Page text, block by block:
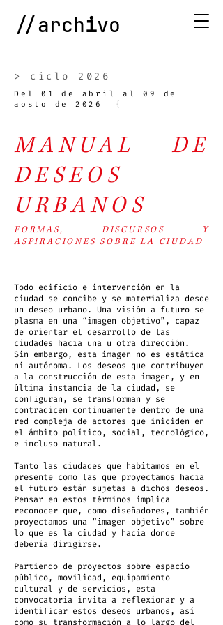
//archivo
> ciclo 2026
Del 01 de abril al 09 de
aosto de 2026
{
MANUAL DE
DESEOS
URBANOS
FORMAS, DISCURSOS Y
ASPIRACIONES SOBRE LA CIUDAD
Todo edificio e intervención en la
ciudad se concibe y se materializa desde
un deseo urbano. Una visión a futuro se
plasma en una “imagen objetivo”, capaz
de orientar el desarrollo de las
ciudades hacia una u otra dirección.
Sin embargo, esta imagen no es estática
ni autónoma. Los deseos que contribuyen
a la construcción de esta imagen, y en
última instancia de la ciudad, se
configuran, se transforman y se
contradicen continuamente dentro de una
red compleja de actores que iniciden en
el ámbito político, social, tecnológico,
e incluso natural.
Tanto las ciudades que habitamos en el
presente como las que proyectamos hacia
el futuro están sujetas a dichos deseos.
Pensar en estos términos implica
reconocer que, como diseñadores, también
proyectamos una “imagen objetivo” sobre
lo que es la ciudad y hacia donde
debería dirigirse.
Partiendo de proyectos sobre espacio
público, movilidad, equipamiento
cultural y de servicios, esta
convocatoria invita a reflexionar y a
identificar estos deseos urbanos, así
como su transformación a lo largo del